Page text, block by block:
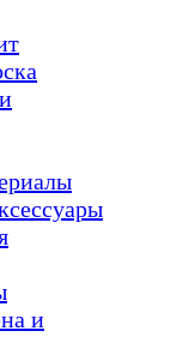
и